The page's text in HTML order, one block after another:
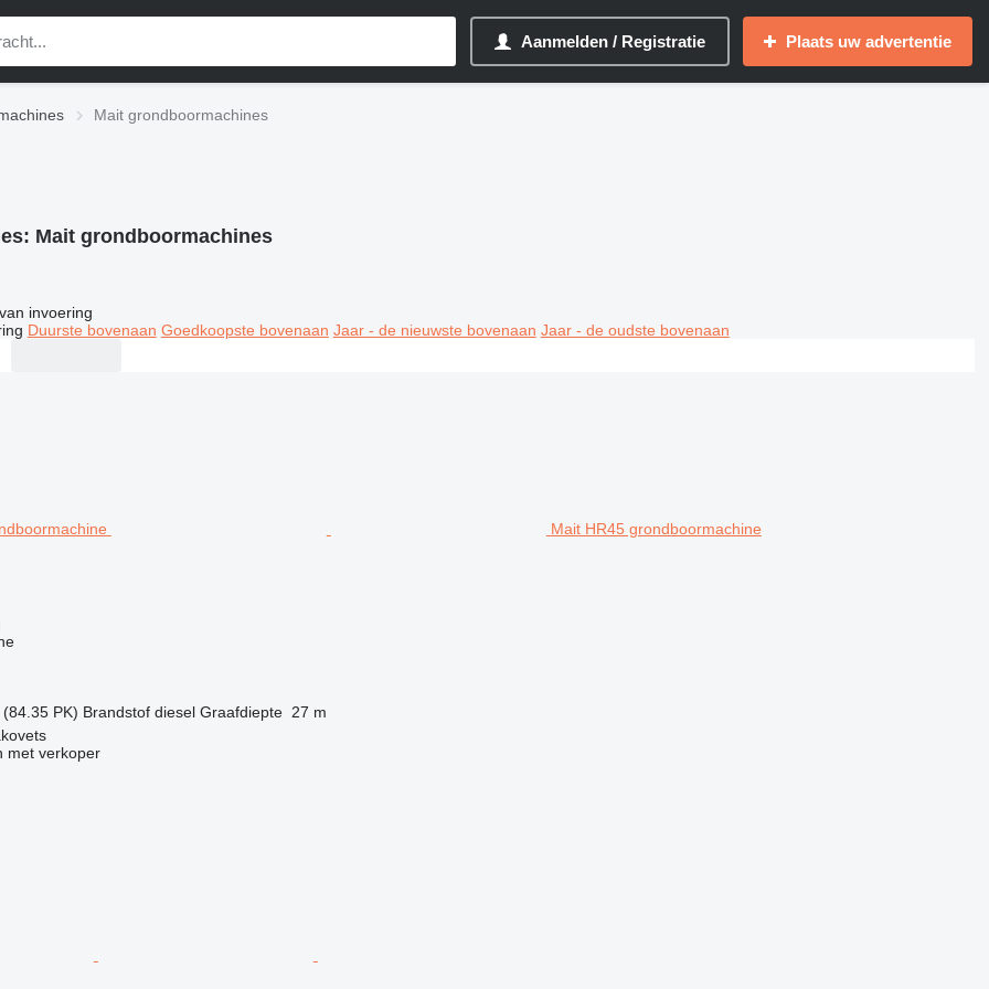
Aanmelden / Registratie Plaats uw advertentie
Mait grondboormachines
Mait grondboormachines
invoering
Duurste bovenaan Goedkoopste bovenaan Jaar - de nieuwste bovenaan Jaar - de oudste bovenaan
Mait HR45 grondboormachine
PK) Brandstof diesel Graafdiepte 27 m
met verkoper